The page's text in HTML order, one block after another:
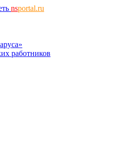
nsportal.ru
работников